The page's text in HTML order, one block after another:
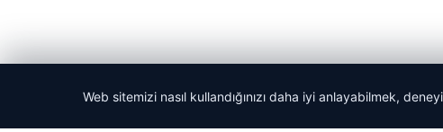
© 2026 Dikey Haber
Web sitemizi nasıl kullandığınızı daha iyi anlayabilmek,